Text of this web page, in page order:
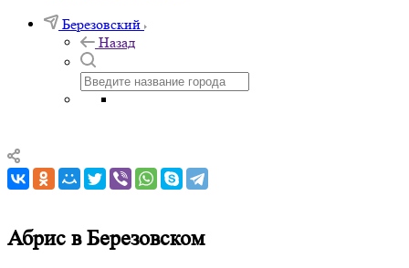
Березовский
Назад
Абрис в Березовском